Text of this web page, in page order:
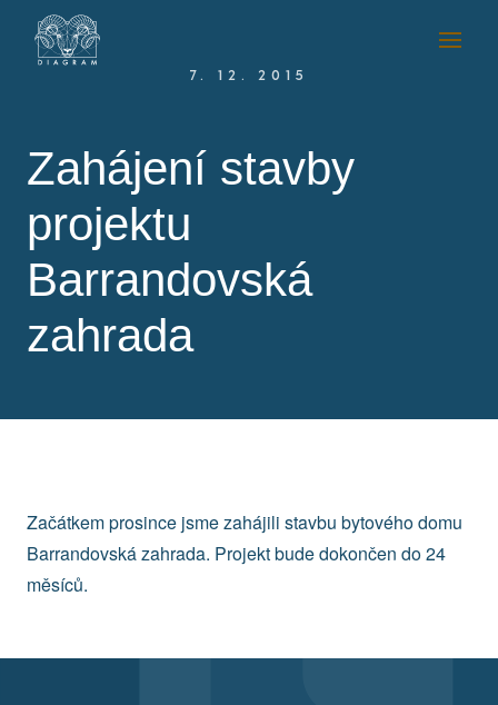
7. 12. 2015
Zahájení stavby
projektu
Barrandovská
zahrada
Začátkem prosince jsme zahájili stavbu bytového domu
Barrandovská zahrada. Projekt bude dokončen do 24
měsíců.